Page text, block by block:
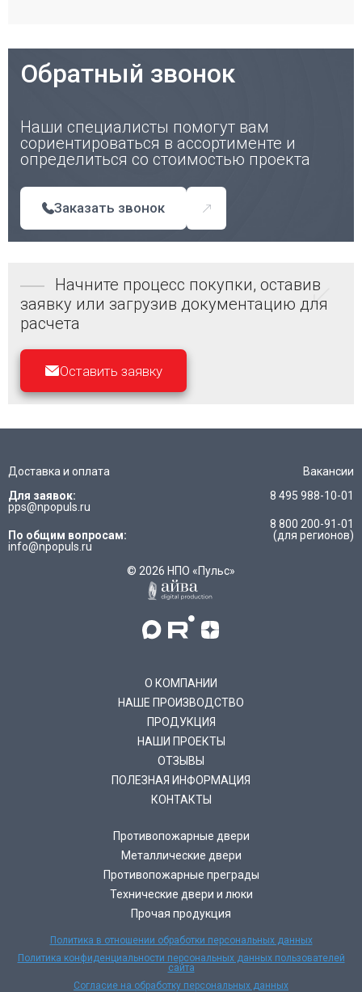
Обратный звонок
Наши специалисты помогут вам
сориентироваться в ассортименте и
определиться со стоимостью проекта
Заказать звонок
Начните процесс покупки, оставив
заявку или загрузив документацию для
расчета
Оставить заявку
Доставка и оплата
Вакансии
Для заявок:
pps@npopuls.ru
По общим вопросам:
info@npopuls.ru
8 495 988-10-01
8 800 200-91-01
(для регионов)
© 2026 НПО «Пульс»
О КОМПАНИИ
НАШЕ ПРОИЗВОДСТВО
ПРОДУКЦИЯ
НАШИ ПРОЕКТЫ
ОТЗЫВЫ
ПОЛЕЗНАЯ ИНФОРМАЦИЯ
КОНТАКТЫ
Противопожарные двери
Металлические двери
Противопожарные преграды
Технические двери и люки
Прочая продукция
Политика в отношении обработки персональных данных
Политика конфиденциальности персональных данных пользователей
сайта
Согласие на обработку персональных данных